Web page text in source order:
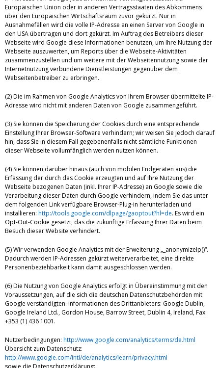
Europäischen Union oder in anderen Vertragsstaaten des Abkommens
über den Europäischen Wirtschaftsraum zuvor gekürzt. Nur in
Ausnahmefällen wird die volle IP-Adresse an einen Server von Google in
den USA übertragen und dort gekürzt. Im Auftrag des Betreibers dieser
Webseite wird Google diese Informationen benutzen, um Ihre Nutzung der
Webseite auszuwerten, um Reports über die Webseite-Aktivitäten
zusammenzustellen und um weitere mit der Webseitennutzung sowie der
Internetnutzung verbundene Dienstleistungen gegenüber dem
Webseitenbetreiber zu erbringen.
(2) Die im Rahmen von Google Analytics von Ihrem Browser übermittelte IP-
Adresse wird nicht mit anderen Daten von Google zusammengeführt.
(3) Sie können die Speicherung der Cookies durch eine entsprechende
Einstellung Ihrer Browser-Software verhindern; wir weisen Sie jedoch darauf
hin, dass Sie in diesem Fall gegebenenfalls nicht sämtliche Funktionen
dieser Webseite vollumfänglich werden nutzen können.
(4) Sie können darüber hinaus (auch von mobilen Endgeräten aus) die
Erfassung der durch das Cookie erzeugten und auf Ihre Nutzung der
Webseite bezogenen Daten (inkl. Ihrer IP-Adresse) an Google sowie die
Verarbeitung dieser Daten durch Google verhindern, indem Sie das unter
dem folgenden Link verfügbare Browser-Plug-in herunterladen und
installieren: http://tools.google.com/dlpage/gaoptout?hl=de. Es wird ein
Opt-Out-Cookie gesetzt, das die zukünftige Erfassung Ihrer Daten beim
Besuch dieser Website verhindert.
(5) Wir verwenden Google Analytics mit der Erweiterung „_anonymizeIp()“.
Dadurch werden IP-Adressen gekürzt weiterverarbeitet, eine direkte
Personenbeziehbarkeit kann damit ausgeschlossen werden.
(6) Die Nutzung von Google Analytics erfolgt in Übereinstimmung mit den
Voraussetzungen, auf die sich die deutschen Datenschutzbehörden mit
Google verständigten. Informationen des Drittanbieters: Google Dublin,
Google Ireland Ltd., Gordon House, Barrow Street, Dublin 4, Ireland, Fax:
+353 (1) 436 1001.
Nutzerbedingungen: http://www.google.com/analytics/terms/de.html
Übersicht zum Datenschutz:
http://www.google.com/intl/de/analytics/learn/privacy.html
sowie die Datenschutzerklärung: